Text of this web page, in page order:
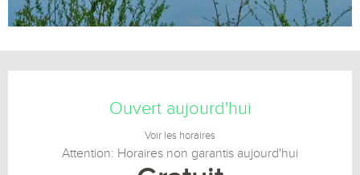
Ouvert aujourd'hui
Voir les horaires
Attention: Horaires non garantis aujourd'hui